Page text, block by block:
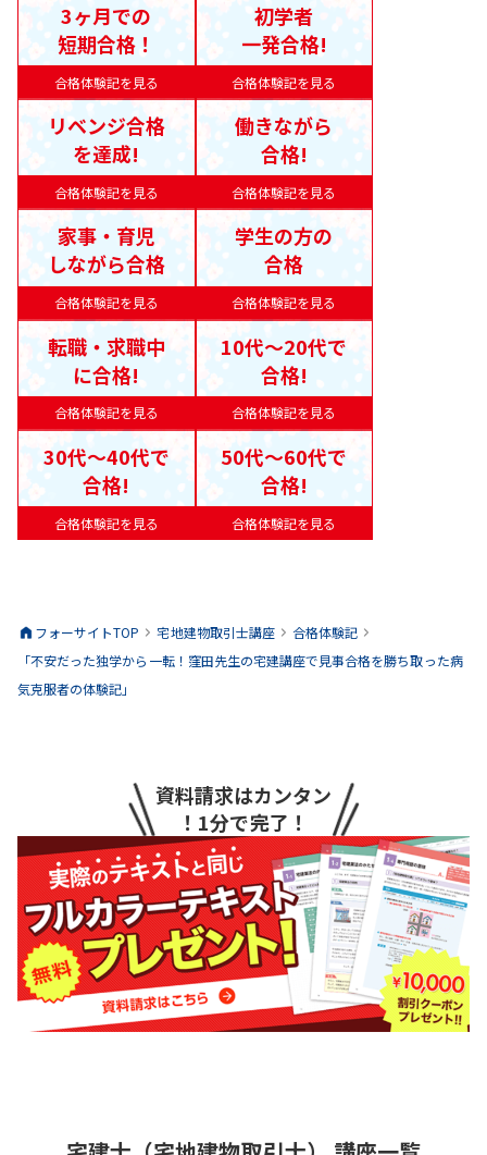
合格体験記を見る
3ヶ月での
短期合格！
合格体験記を見る
初学者
一発合格!
合格体験記を見る
リベンジ合格
を達成!
合格体験記を見る
働きながら
合格!
合格体験記を見る
家事・育児
しながら合格
合格体験記を見る
学生の方の
合格
合格体験記を見る
転職・求職中
に合格!
合格体験記を見る
10代〜20代で
合格!
合格体験記を見る
30代〜40代で
合格!
合格体験記を見る
50代〜60代で
合格!
フォーサイトTOP 宅地建物取引士講座
合格体験記
「不安だった独学から一転！窪田先生の宅建講座で見事合格を勝ち取った病
気克服者の体験記」
資料請求はカンタン
！1分で完了！